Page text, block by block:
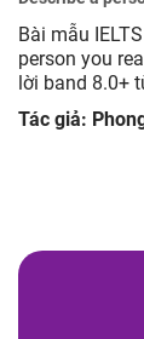
Bài mẫu
person you
lời band 8.0+
giúp luyện tập
Tác giả: